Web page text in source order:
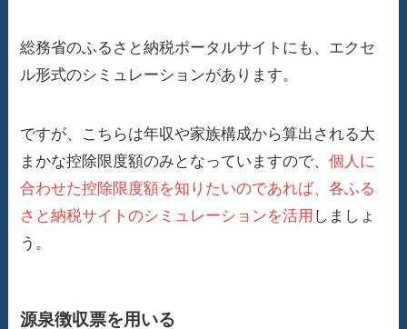
総務省のふるさと納税ポータルサイトにも、エクセ
ル形式のシミュレーションがあります。
ですが、こちらは年収や家族構成から算出される大
まかな控除限度額のみとなっていますので、個人に
合わせた控除限度額を知りたいのであれば、各ふる
さと納税サイトのシミュレーションを活用 しましょ
う。
源泉徴収票を用いる